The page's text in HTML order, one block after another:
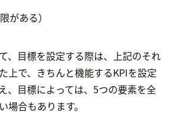
がある）
、目標を設定する際は、上記のそれ
上で、きちんと機能するKPIを設定
、目標によっては、5つの要素を全
場合もあります。